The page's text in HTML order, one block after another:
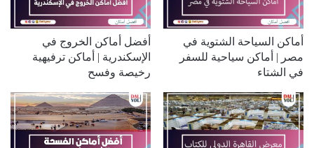
أماكن السياحة الشتوية في
مصر | أماكن سياحية للسفر
في الشتاء
أفضل أماكن الخروج في
الإسكندرية | أماكن ترفيهية
رخيصة وفسح